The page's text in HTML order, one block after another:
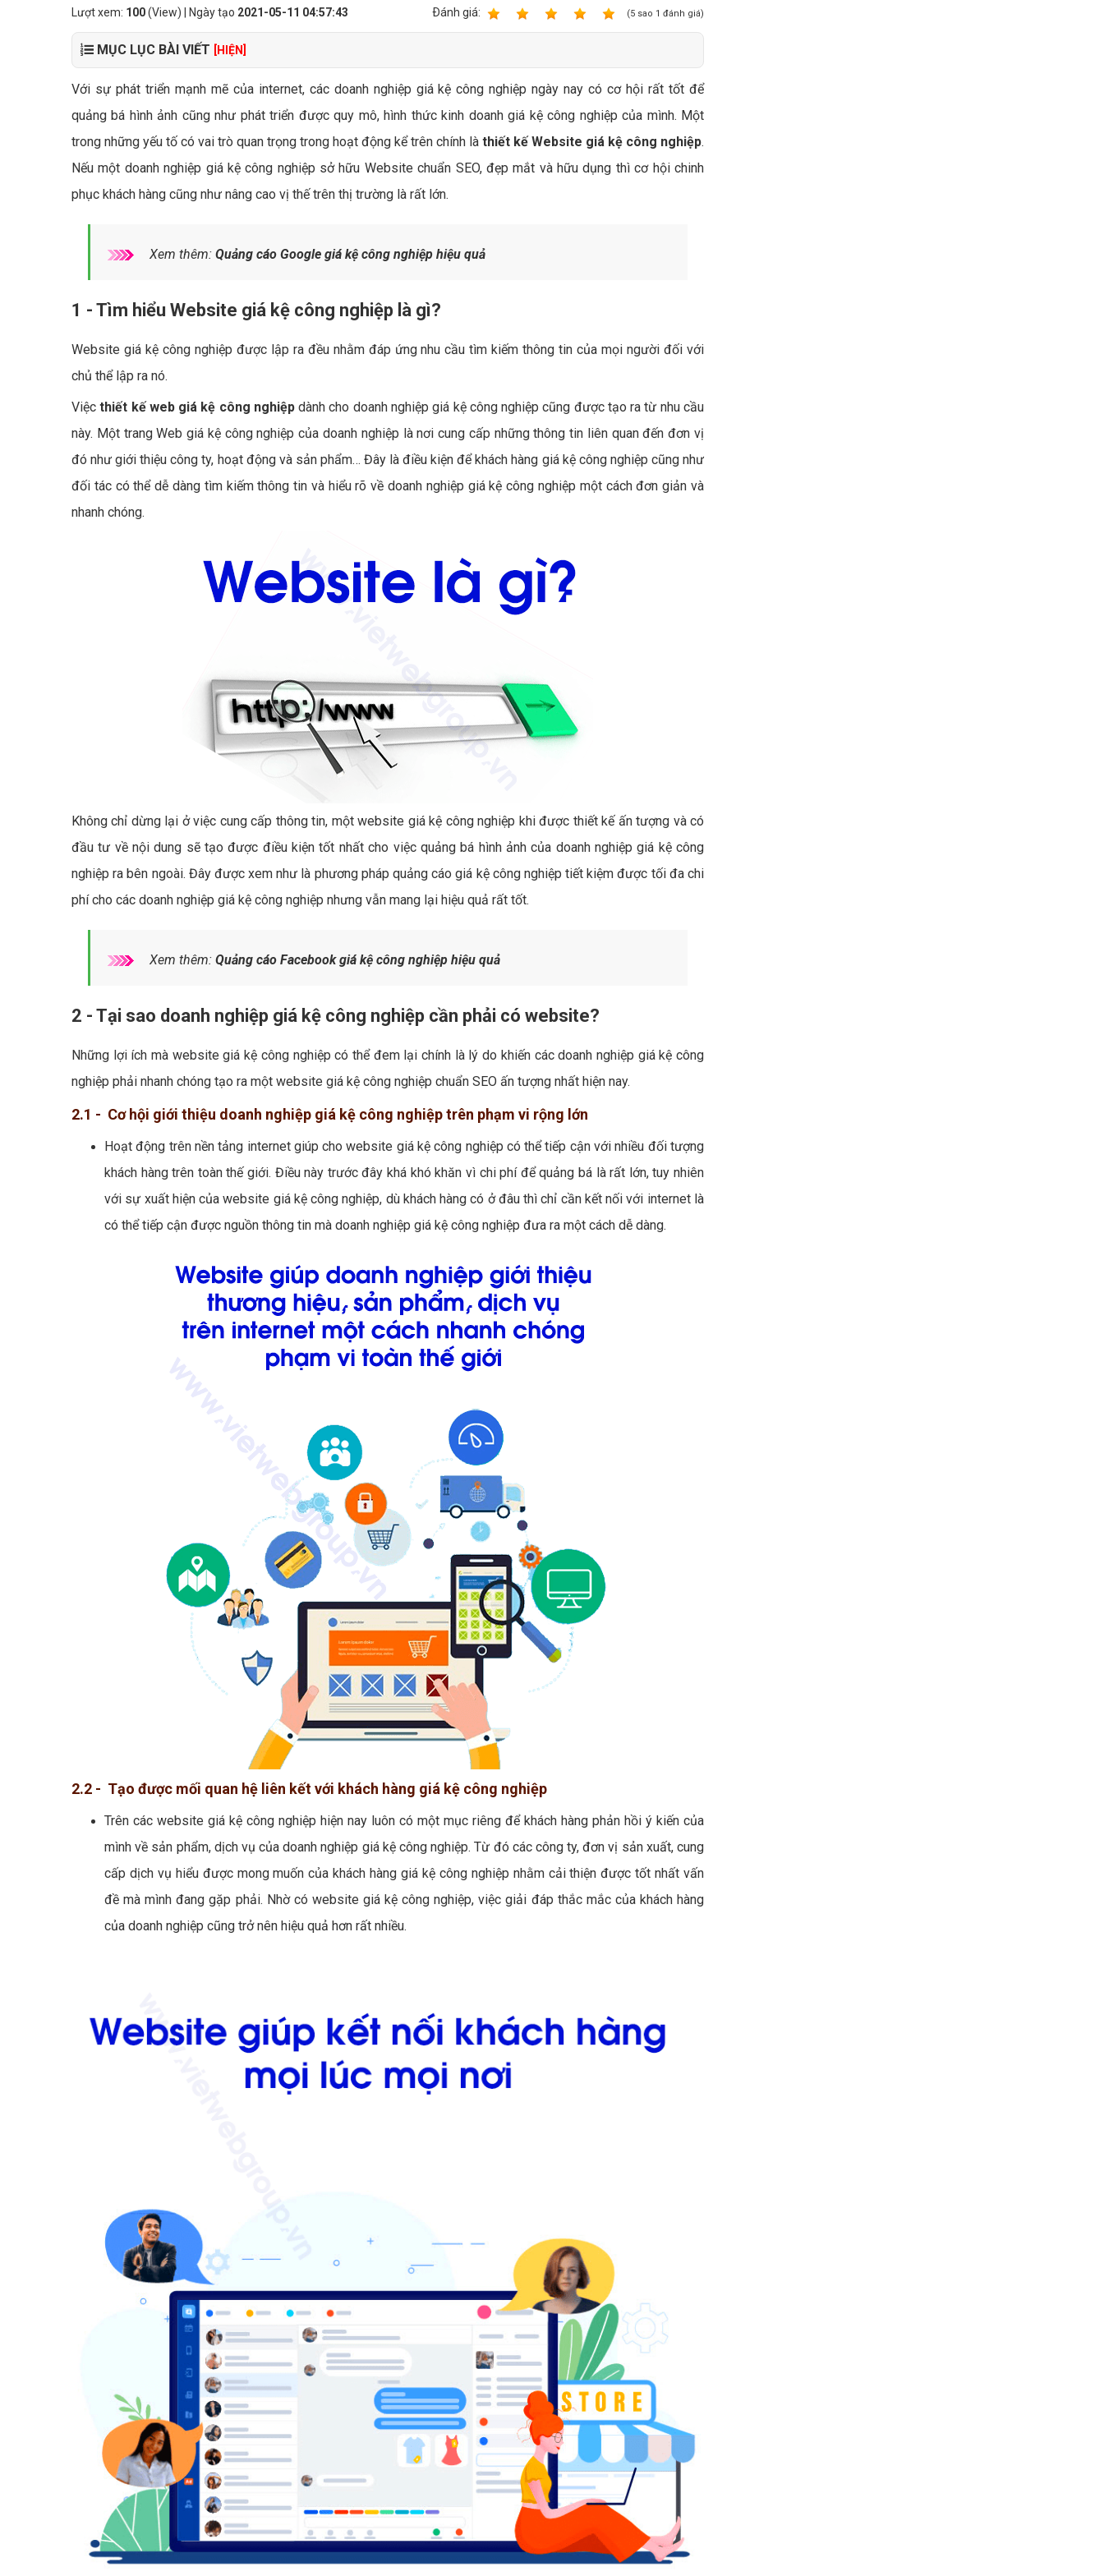
Bảng giá quảng cáo Facebook
Bảng giá quản trị Website
Bảng giá quản trị Fanpage Facebook
Bảng giá SEO Website
Lượt xem: 100(View) | Ngày tạo 2021-05-11 04:57:43 Ðánh giá: (5 sao 1 đánh giá)
MỤC LỤC BÀI VIẾT [HIỆN]
Với sự phát triển mạnh mẽ của internet, các doanh nghiệp giá kệ công nghiệp ngày nay có cơ hội rất tốt để
quảng bá hình ảnh cũng như phát triển được quy mô, hình thức kinh doanh giá kệ công nghiệp của mình. Một
trong những yếu tố có vai trò quan trọng trong hoạt động kể trên chính là thiết kế Website giá kệ công nghiệp.
Nếu một doanh nghiệp giá kệ công nghiệp sở hữu Website chuẩn SEO, đẹp mắt và hữu dụng thì cơ hội chinh
phục khách hàng cũng như nâng cao vị thế trên thị trường là rất lớn.
Xem thêm: Quảng cáo Google giá kệ công nghiệp hiệu quả
1 - Tìm hiểu Website giá kệ công nghiệp là gì?
Website giá kệ công nghiệp được lập ra đều nhằm đáp ứng nhu cầu tìm kiếm thông tin của mọi người đối với
chủ thể lập ra nó.
Việcthiết kế web giá kệ công nghiệpdành cho doanh nghiệp giá kệ công nghiệp cũng được tạo ra từ nhu cầu
này. Một trang Web giá kệ công nghiệp của doanh nghiệp là nơi cung cấp những thông tin liên quan đến đơn vị
đó như giới thiệu công ty, hoạt động và sản phẩm… Đây là điều kiện để khách hàng giá kệ công nghiệp cũng như
đối tác có thể dễ dàng tìm kiếm thông tin và hiểu rõ về doanh nghiệp giá kệ công nghiệp một cách đơn giản và
nhanh chóng.
Không chỉ dừng lại ở việc cung cấp thông tin, một website giá kệ công nghiệp khi được thiết kế ấn tượng và có
đầu tư về nội dung sẽ tạo được điều kiện tốt nhất cho việc quảng bá hình ảnh của doanh nghiệp giá kệ công
nghiệp ra bên ngoài. Đây được xem như là phương pháp quảng cáo giá kệ công nghiệp tiết kiệm được tối đa chi
phí cho các doanh nghiệp giá kệ công nghiệp nhưng vẫn mang lại hiệu quả rất tốt.
Xem thêm: Quảng cáo Facebook giá kệ công nghiệp hiệu quả
2 - Tại sao doanh nghiệp giá kệ công nghiệp cần phải có website?
Những lợi ích mà website giá kệ công nghiệp có thể đem lại chính là lý do khiến các doanh nghiệp giá kệ công
nghiệp phải nhanh chóng tạo ra một website giá kệ công nghiệp chuẩn SEO ấn tượng nhất hiện nay.
2.1 - Cơ hội giới thiệu doanh nghiệp giá kệ công nghiệp trên phạm vi rộng lớn
Hoạt động trên nền tảng internet giúp cho website giá kệ công nghiệp có thể tiếp cận với nhiều đối tượng
khách hàng trên toàn thế giới. Điều này trước đây khá khó khăn vì chi phí để quảng bá là rất lớn, tuy nhiên
với sự xuất hiện của website giá kệ công nghiệp, dù khách hàng có ở đâu thì chỉ cần kết nối với internet là
có thể tiếp cận được nguồn thông tin mà doanh nghiệp giá kệ công nghiệp đưa ra một cách dễ dàng.
2.2 - Tạo được mối quan hệ liên kết với khách hàng giá kệ công nghiệp
Trên các website giá kệ công nghiệp hiện nay luôn có một mục riêng để khách hàng phản hồi ý kiến của
mình về sản phẩm, dịch vụ của doanh nghiệp giá kệ công nghiệp. Từ đó các công ty, đơn vị sản xuất, cung
cấp dịch vụ hiểu được mong muốn của khách hàng giá kệ công nghiệp nhằm cải thiện được tốt nhất vấn
đề mà mình đang gặp phải. Nhờ có website giá kệ công nghiệp, việc giải đáp thắc mắc của khách hàng
của doanh nghiệp cũng trở nên hiệu quả hơn rất nhiều.